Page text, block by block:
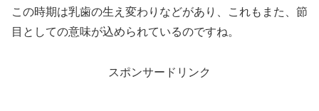
この時期は乳歯の生え変わりなどがあり、これもまた、節
目としての意味が込められているのですね。
スポンサードリンク